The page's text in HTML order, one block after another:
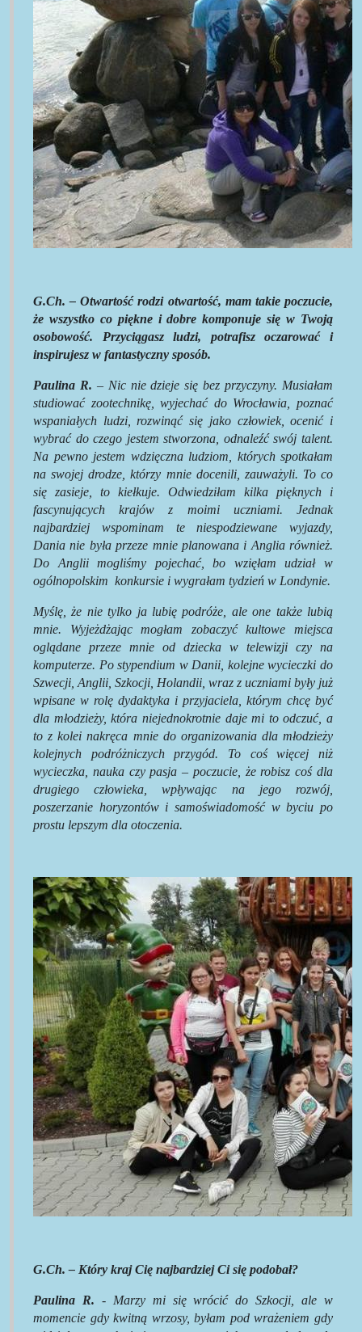
G.Ch. – Otwartość rodzi otwartość, mam takie poczucie,
że wszystko co piękne i dobre komponuje się w Twoją
osobowość. Przyciągasz ludzi, potrafisz oczarować i
inspirujesz w fantastyczny sposób.
Paulina R. – Nic nie dzieje się bez przyczyny. Musiałam
studiować zootechnikę, wyjechać do Wrocławia, poznać
wspaniałych ludzi, rozwinąć się jako człowiek, ocenić i
wybrać do czego jestem stworzona, odnaleźć swój talent.
Na pewno jestem wdzięczna ludziom, których spotkałam
na swojej drodze, którzy mnie docenili, zauważyli. To co
się zasieje, to kiełkuje. Odwiedziłam kilka pięknych i
fascynujących krajów z moimi uczniami. Jednak
najbardziej wspominam te niespodziewane wyjazdy,
Dania nie była przeze mnie planowana i Anglia również.
Do Anglii mogliśmy pojechać, bo wzięłam udział w
ogólnopolskim konkursie i wygrałam tydzień w Londynie.
Myślę, że nie tylko ja lubię podróże, ale one także lubią
mnie. Wyjeżdżając mogłam zobaczyć kultowe miejsca
oglądane przeze mnie od dziecka w telewizji czy na
komputerze. Po stypendium w Danii, kolejne wycieczki do
Szwecji, Anglii, Szkocji, Holandii, wraz z uczniami były już
wpisane w rolę dydaktyka i przyjaciela, którym chcę być
dla młodzieży, która niejednokrotnie daje mi to odczuć, a
to z kolei nakręca mnie do organizowania dla młodzieży
kolejnych podróżniczych przygód. To coś więcej niż
wycieczka, nauka czy pasja – poczucie, że robisz coś dla
drugiego człowieka, wpływając na jego rozwój,
poszerzanie horyzontów i samoświadomość w byciu po
prostu lepszym dla otoczenia.
G.Ch. – Który kraj Cię najbardziej Ci się podobał?
Paulina R. - Marzy mi się wrócić do Szkocji, ale w
momencie gdy kwitną wrzosy, byłam pod wrażeniem gdy